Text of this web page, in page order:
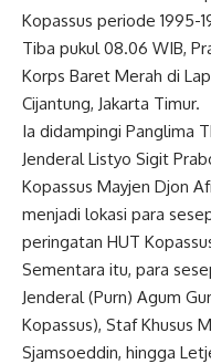
Kopassus periode 1995-
Tiba pukul 08.06 WIB,
Korps Baret Merah di
Cijantung, Jakarta Timur.
Ia didampingi Panglima
Jenderal Listyo Sigit
Kopassus Mayjen Djon
menjadi lokasi para
peringatan HUT
Sementara itu, para
Jenderal (Purn) Agum
Kopassus), Staf Khusus
Sjamsoeddin, hingga